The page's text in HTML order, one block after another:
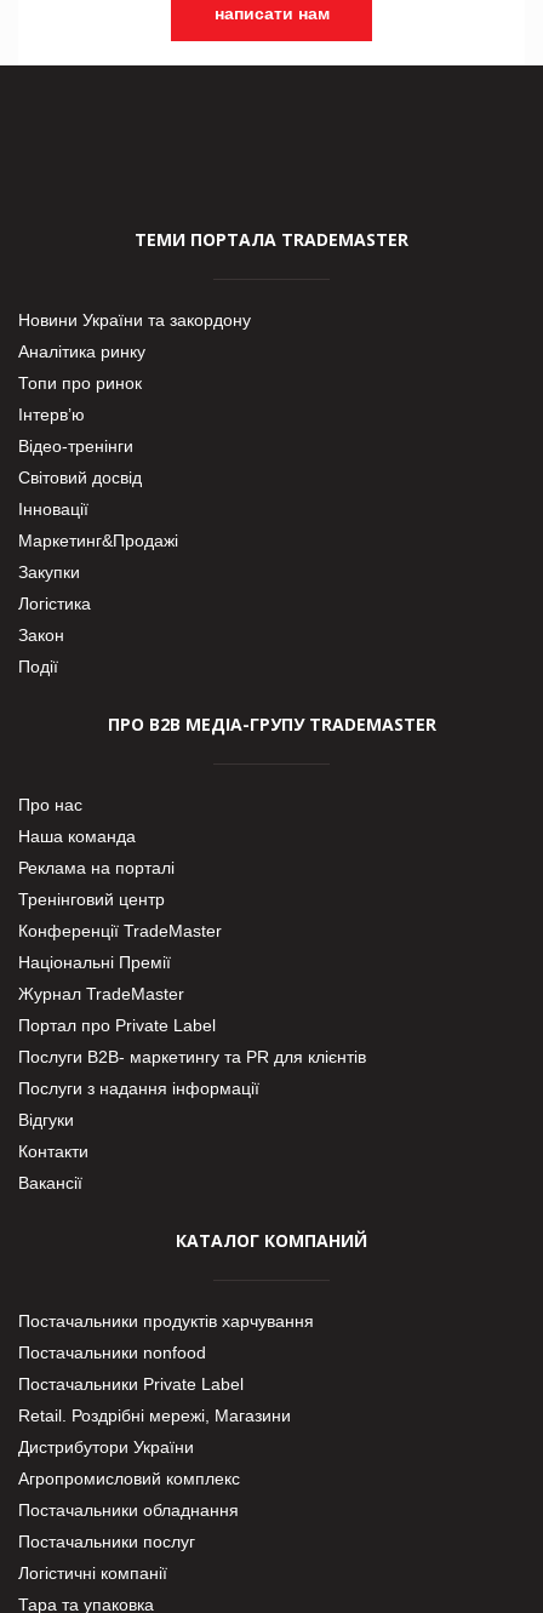
написати нам
ТЕМИ ПОРТАЛА TRADEMASTER
Новини України та закордону
Аналітика ринку
Топи про ринок
Інтерв’ю
Відео-тренінги
Світовий досвід
Інновації
Маркетинг&Продажі
Закупки
Логістика
Закон
Події
ПРО В2В МЕДІА-ГРУПУ TRADEMASTER
Про нас
Наша команда
Реклама на порталі
Тренінговий центр
Конференції TradeMaster
Національні Премії
Журнал TradeMaster
Портал про Private Label
Послуги В2В- маркетингу та PR для клієнтів
Послуги з надання інформації
Відгуки
Контакти
Вакансії
КАТАЛОГ КОМПАНИЙ
Постачальники продуктів харчування
Постачальники nonfood
Постачальники Private Label
Retail. Роздрібні мережі, Магазини
Дистрибутори України
Агропромисловий комплекс
Постачальники обладнання
Постачальники послуг
Логістичні компанії
Тара та упаковка